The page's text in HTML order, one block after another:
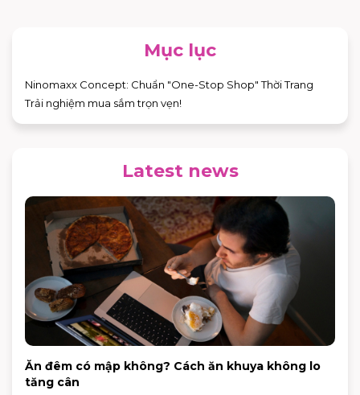
Mục lục
Ninomaxx Concept: Chuẩn "One-Stop Shop" Thời Trang
Trải nghiệm mua sắm trọn vẹn!
Latest news
Ăn đêm có mập không? Cách ăn khuya không lo
tăng cân